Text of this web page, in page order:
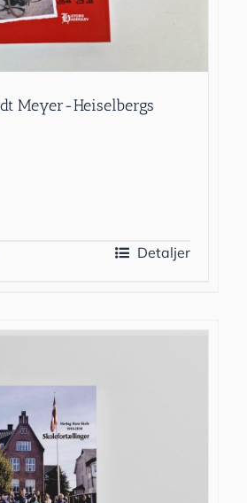
Meyer-Heiselbergs
Detaljer